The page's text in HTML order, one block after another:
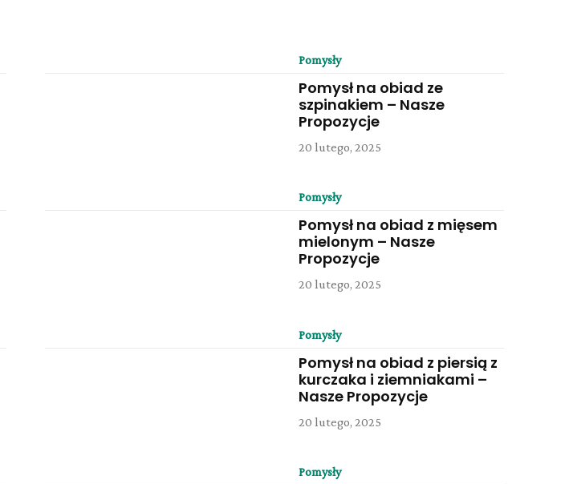
Pomysły
Pomysł na obiad ze
szpinakiem – Nasze
Propozycje
20 lutego, 2025
Pomysły
Pomysł na obiad z mięsem
mielonym – Nasze
Propozycje
20 lutego, 2025
Pomysły
Pomysł na obiad z piersią z
kurczaka i ziemniakami –
Nasze Propozycje
20 lutego, 2025
Pomysły